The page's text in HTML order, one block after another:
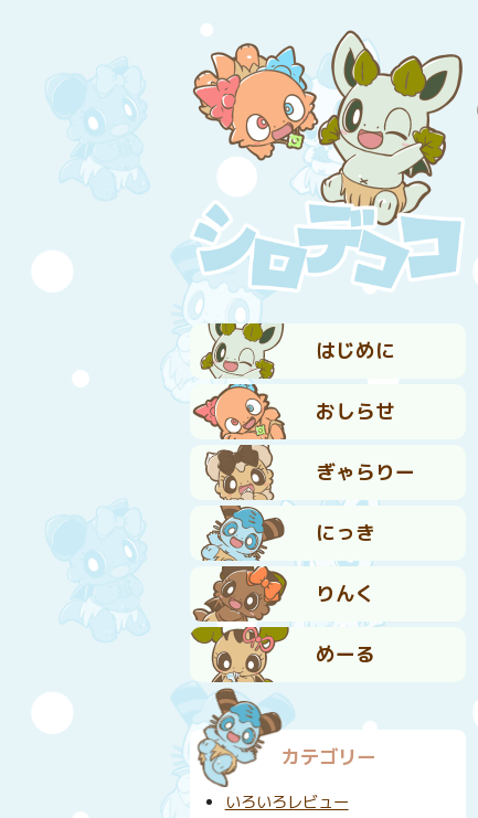
はじめに
おしらせ
ぎゃらりー
にっき
りんく
めーる
カテゴリー
いろいろレビュー